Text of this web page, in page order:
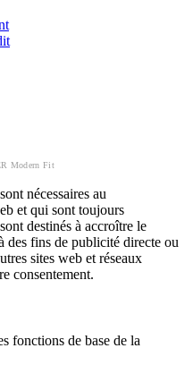
Modern Fit
nécessaires au
et qui sont toujours
destinés à accroître le
des fins de publicité directe ou
sites web et réseaux
consentement.
fonctions de base de la